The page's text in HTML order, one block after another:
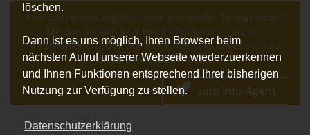
löschen.
Dann ist es uns möglich, Ihren Browser beim
nächsten Aufruf unserer Webseite wiederzuerkennen
und Ihnen Funktionen entsprechend Ihrer bisherigen
Nutzung zur Verfügung zu stellen.
Datenschutzerklärung
Kein passendes Angebot oder passender Termin dabei?
Melden Sie sich jetzt beim Info-Agenten an, um
Informationen zu neuen Terminen und Angeboten zu
diesem Kurs zu erhalten.
zum Info-Agent